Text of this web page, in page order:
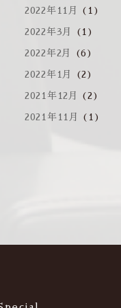
2022年11月 (1)
2022年3月 (1)
2022年2月 (6)
2022年1月 (2)
2021年12月 (2)
2021年11月 (1)